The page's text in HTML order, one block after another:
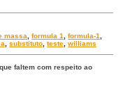
massa,formula 1,formula-1,
,substituto,teste,williams
faltem com respeito ao